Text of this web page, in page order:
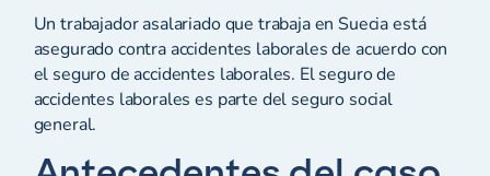
Un trabajador asalariado que trabaja en Suecia está
asegurado contra accidentes laborales de acuerdo con
el seguro de accidentes laborales. El seguro de
accidentes laborales es parte del seguro social
general.